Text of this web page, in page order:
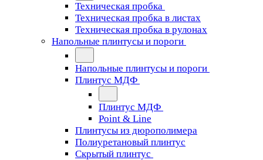
Техническая пробка
Техническая пробка в листах
Техническая пробка в рулонах
Напольные плинтусы и пороги
Напольные плинтусы и пороги
Плинтус МДФ
Плинтус МДФ
Point & Line
Плинтусы из дюрополимера
Полиуретановый плинтус
Скрытый плинтус